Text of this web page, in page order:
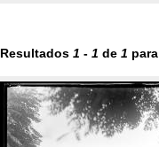
Resultados 1 - 1 de 1 para